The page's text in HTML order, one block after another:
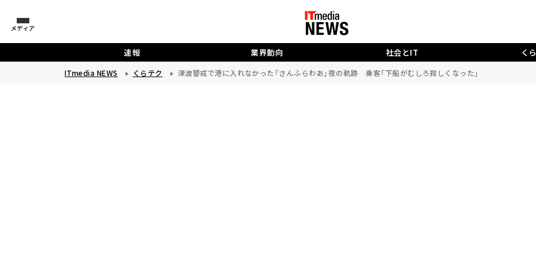
メディア
速報 業界動向 社会とIT く
ITmedia NEWS くらテク 津波警戒で港に入れなかった「さんふらわあ」夜の軌跡 乗客「下船がむしろ寂しくなった」